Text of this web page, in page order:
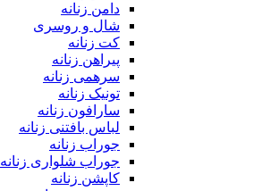
دامن زنانه
شال و روسری
کت زنانه
پیراهن زنانه
سرهمی زنانه
تونیک زنانه
سارافون زنانه
لباس بافتنی زنانه
جوراب زنانه
جوراب شلواری زنانه
کاپشن زنانه